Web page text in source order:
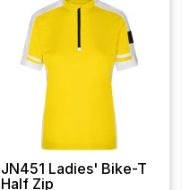
JN451 Ladies' Bike-T
Half Zip